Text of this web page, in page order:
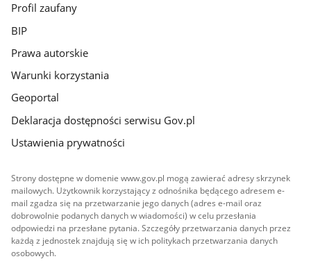
Profil zaufany
BIP
Prawa autorskie
Warunki korzystania
Geoportal
Deklaracja dostępności serwisu Gov.pl
Ustawienia prywatności
Strony dostępne w domenie www.gov.pl mogą zawierać adresy skrzynek
mailowych. Użytkownik korzystający z odnośnika będącego adresem e-
mail zgadza się na przetwarzanie jego danych (adres e-mail oraz
dobrowolnie podanych danych w wiadomości) w celu przesłania
odpowiedzi na przesłane pytania. Szczegóły przetwarzania danych przez
każdą z jednostek znajdują się w ich politykach przetwarzania danych
osobowych.